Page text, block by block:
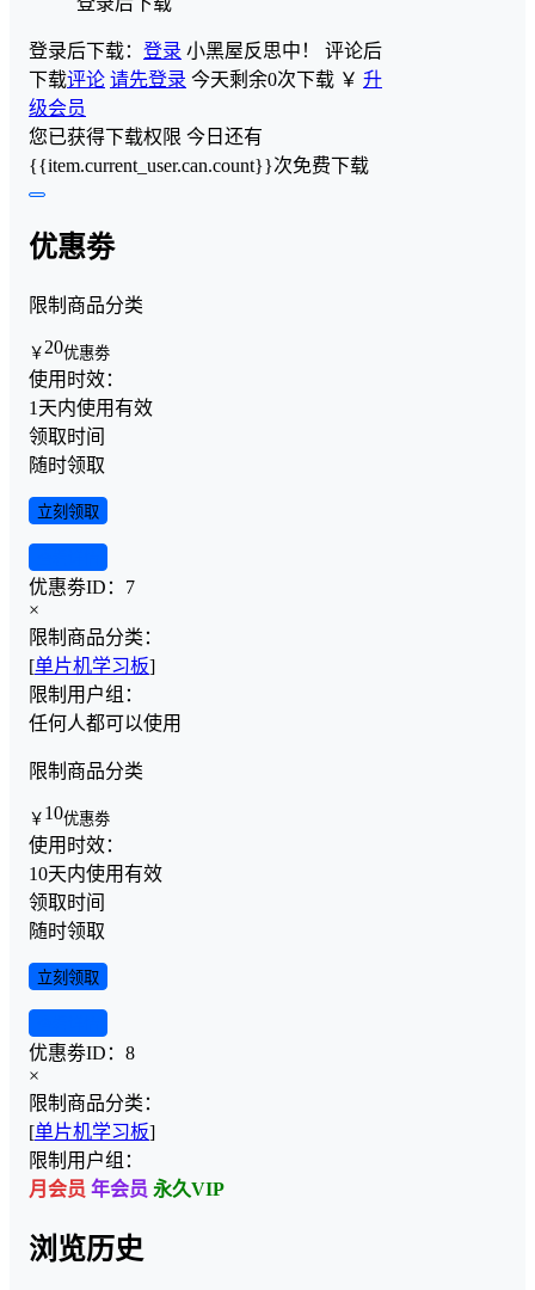
登录后下载： 登录 小黑屋反思中！ 评论后
下载评论 请先登录 今天剩余0次下载 ￥ 升
级会员
您已获得下载权限 今日还有
{{item.current_user.can.count}}次免费下载
优惠劵
限制商品分类
￥ 20优惠劵
使用时效：
1天内使用有效
领取时间
随时领取
立刻领取
优惠劵ID： 7
×
限制商品分类：
[单片机学习板]
限制用户组：
任何人都可以使用
限制商品分类
￥ 10优惠劵
使用时效：
10天内使用有效
领取时间
随时领取
立刻领取
优惠劵ID： 8
×
限制商品分类：
[单片机学习板]
限制用户组：
月会员 年会员 永久VIP
浏览历史